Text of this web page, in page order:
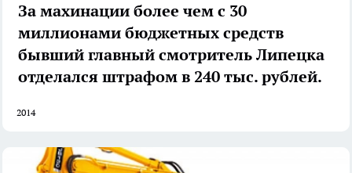
За махинации более чем с 30
миллионами бюджетных средств
бывший главный смотритель Липецка
отделался штрафом в 240 тыс. рублей.
2014